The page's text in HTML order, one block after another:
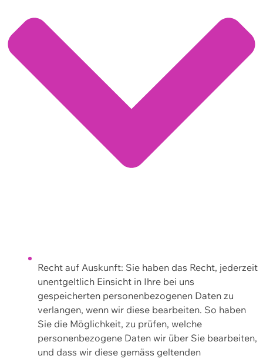
Recht auf Auskunft: Sie haben das Recht, jederzeit
unentgeltlich Einsicht in Ihre bei uns
gespeicherten personenbezogenen Daten zu
verlangen, wenn wir diese bearbeiten. So haben
Sie die Möglichkeit, zu prüfen, welche
personenbezogene Daten wir über Sie bearbeiten,
und dass wir diese gemäss geltenden